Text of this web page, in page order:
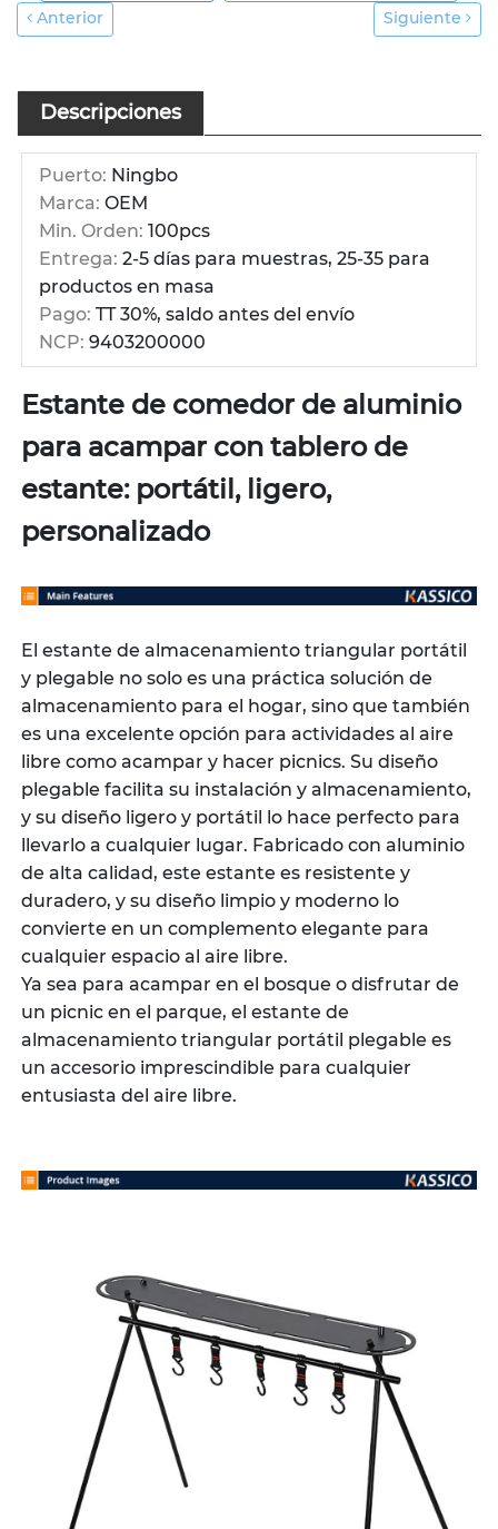
Anterior Siguiente
Descripciones
Puerto: Ningbo
Marca: OEM
Min. Orden: 100pcs
Entrega: 2-5 días para muestras, 25-35 para
productos en masa
Pago: TT 30%, saldo antes del envío
NCP: 9403200000
Estante de comedor de aluminio
para acampar con tablero de
estante: portátil, ligero,
personalizado
El estante de almacenamiento triangular portátil
y plegable no solo es una práctica solución de
almacenamiento para el hogar, sino que también
es una excelente opción para actividades al aire
libre como acampar y hacer picnics. Su diseño
plegable facilita su instalación y almacenamiento,
y su diseño ligero y portátil lo hace perfecto para
llevarlo a cualquier lugar. Fabricado con aluminio
de alta calidad, este estante es resistente y
duradero, y su diseño limpio y moderno lo
convierte en un complemento elegante para
cualquier espacio al aire libre.
Ya sea para acampar en el bosque o disfrutar de
un picnic en el parque, el estante de
almacenamiento triangular portátil plegable es
un accesorio imprescindible para cualquier
entusiasta del aire libre.